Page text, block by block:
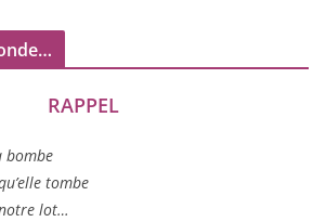
RAPPEL
bombe
tombe
notre lot…